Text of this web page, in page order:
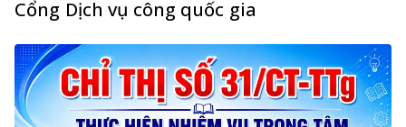
Cổng Dịch vụ công quốc gia